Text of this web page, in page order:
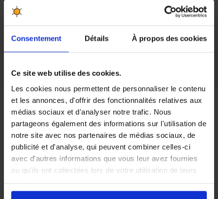
Consentement Détails À propos des cookies
Ce site web utilise des cookies.
Les cookies nous permettent de personnaliser le contenu
et les annonces, d'offrir des fonctionnalités relatives aux
médias sociaux et d'analyser notre trafic. Nous
partageons également des informations sur l'utilisation de
notre site avec nos partenaires de médias sociaux, de
publicité et d'analyse, qui peuvent combiner celles-ci
avec d'autres informations que vous leur avez fournies
ou qu'ils ont collectées lors de votre utilisation de leurs
En cliquant sur le boutonValidervous acceptez
Photo non-contractuelle
Diamètre 0,40 mm
Avis
RAS
Ok,